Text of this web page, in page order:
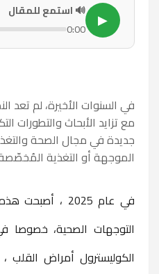
▶
🔊 استمع للمقال
0:00
في السنوات الأخيرة، لم تعد
مع تزايد الأبحاث والتطورات
جديدة في مجال الصحة
الموجهةأو التغذية
في عام 2025 ،
التوجهات الصحية، خصوصا
الكوليسترول أمراض القلب ،